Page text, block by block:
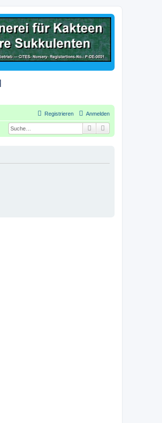
Anmelden
Registrieren
Suche